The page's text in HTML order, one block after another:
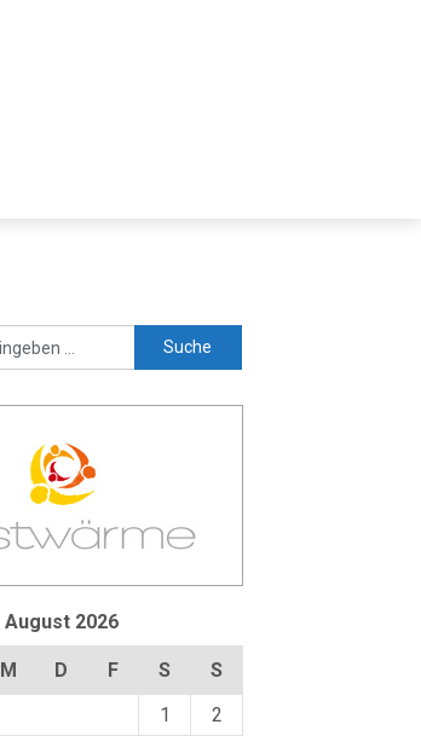
August 2026
M D F S
S
1
2